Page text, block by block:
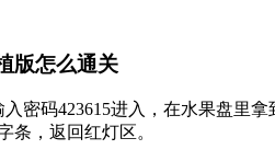
版怎么通关
密码423615进入，在水果盘里
条，返回红灯区。